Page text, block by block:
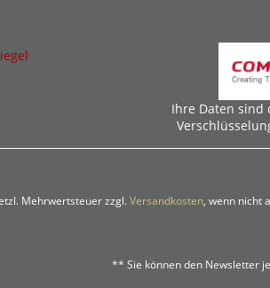
Ihre Daten sind
Mehrwertsteuer zzgl.Versandkosten, wenn nicht
** Sie können den Newsletter